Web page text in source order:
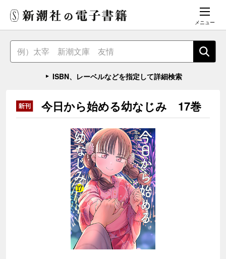
メニュー
ISBN、レーベルなどを指定して詳細検索
今日から始める幼なじみ 17巻